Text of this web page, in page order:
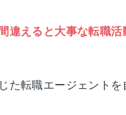
違えると大事な転職活
た転職エージェントを